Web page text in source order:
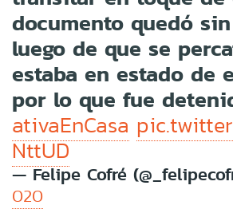
documento quedó
luego de que se
estaba en estado de
por lo que fue
ativaEnCasa
NttUD
— Felipe Cofré
020